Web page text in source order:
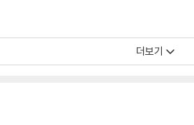
더보기